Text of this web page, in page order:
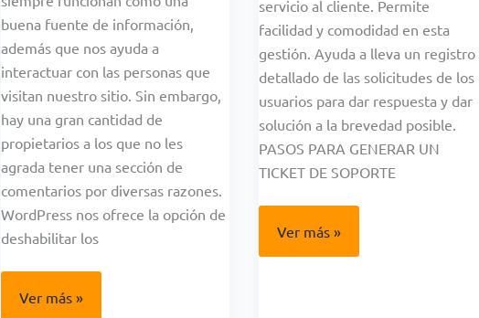
buena fuente de información,
además que nos ayuda a
interactuar con las personas que
visitan nuestro sitio. Sin embargo,
hay una gran cantidad de
propietarios a los que no les
agrada tener una sección de
comentarios por diversas razones.
WordPress nos ofrece la opción de
deshabilitar los
DESACTIVAR
Ver más »
servicio al cliente. Permite
facilidad y comodidad en esta
gestión. Ayuda a lleva un registro
detallado de las solicitudes de los
usuarios para dar respuesta y dar
solución a la brevedad posible.
PASOS PARA GENERAR UN
TICKET DE SOPORTE
¿CÓMO
EL
Ver más »